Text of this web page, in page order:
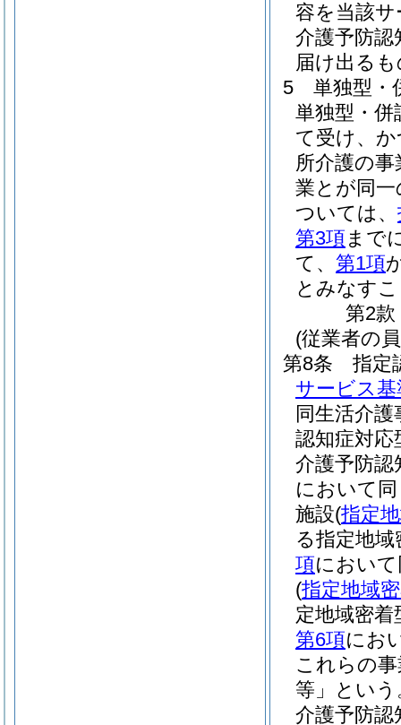
容を当該
介護予防認
届け出る
5
単独型・
単独型・併
て受け、
所介護の
業とが同
ついては、
第3項 まで
て、 第1項
とみなす
第2款
(従業者の
第8条
指定
サービス
同生活介
認知症対応
介護予防認
において
施設(指定
る指定地
項におい
(指定地域
定地域密
第6項にお
これらの
等」という
介護予防認